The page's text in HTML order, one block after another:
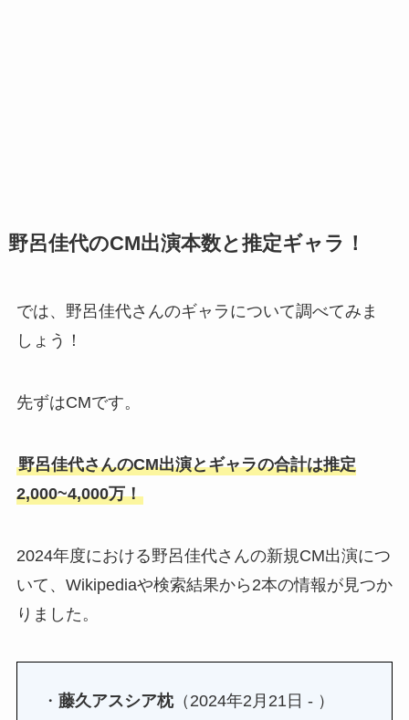
野呂佳代のCM出演本数と推定ギャラ！
では、野呂佳代さんのギャラについて調べてみま
しょう！
先ずはCMです。
野呂佳代さんのCM出演とギャラの合計は推定
2,000~4,000万！
2024年度における野呂佳代さんの新規CM出演につ
いて、Wikipediaや検索結果から2本の情報が見つか
りました。
・ 藤久アスシア枕（2024年2月21日 - ）